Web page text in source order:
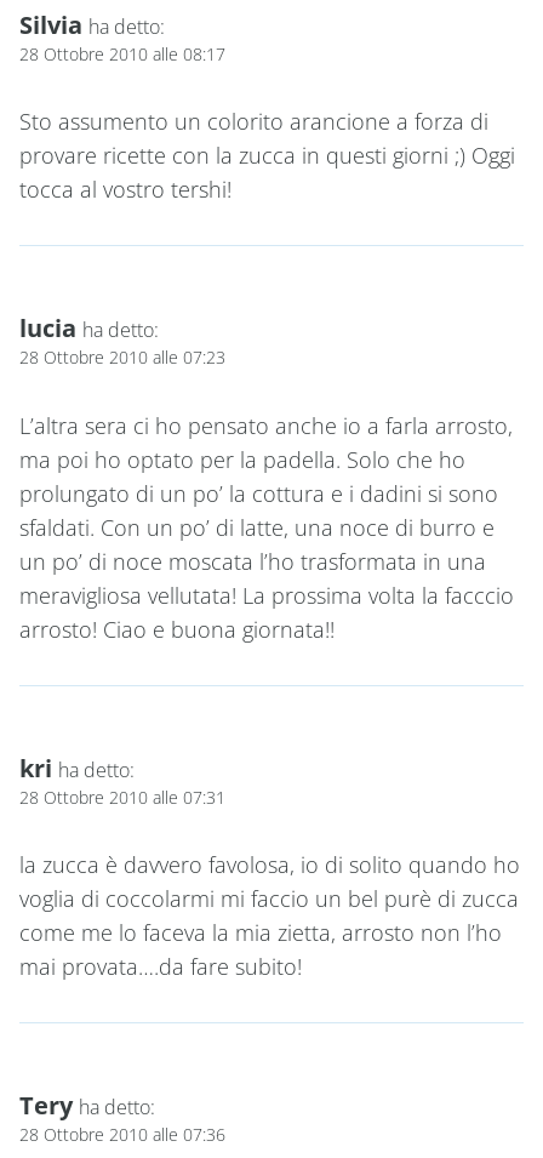
Silvia ha detto:
28 Ottobre 2010 alle 08:17
Sto assumento un colorito arancione a forza di
provare ricette con la zucca in questi giorni ;) Oggi
tocca al vostro tershi!
lucia ha detto:
28 Ottobre 2010 alle 07:23
L’altra sera ci ho pensato anche io a farla arrosto,
ma poi ho optato per la padella. Solo che ho
prolungato di un po’ la cottura e i dadini si sono
sfaldati. Con un po’ di latte, una noce di burro e
un po’ di noce moscata l’ho trasformata in una
meravigliosa vellutata! La prossima volta la facccio
arrosto! Ciao e buona giornata!!
kri ha detto:
28 Ottobre 2010 alle 07:31
la zucca è davvero favolosa, io di solito quando ho
voglia di coccolarmi mi faccio un bel purè di zucca
come me lo faceva la mia zietta, arrosto non l’ho
mai provata….da fare subito!
Tery ha detto:
28 Ottobre 2010 alle 07:36